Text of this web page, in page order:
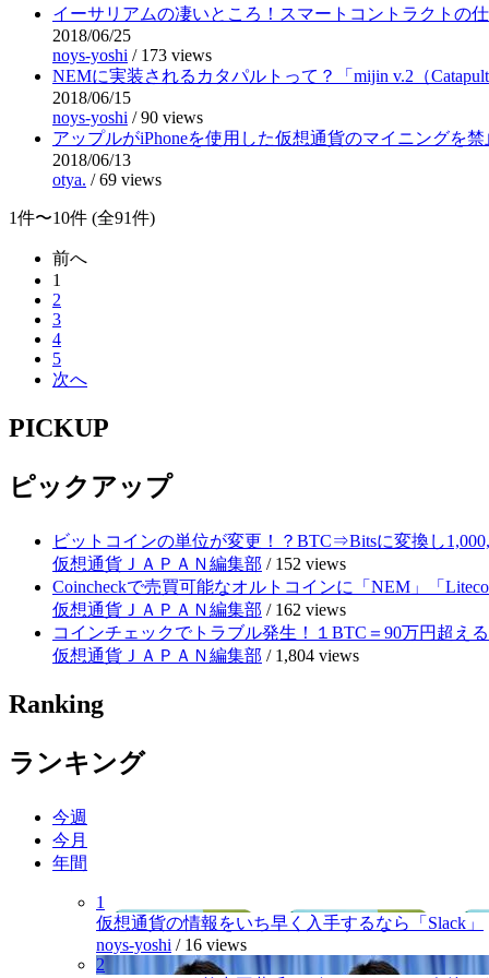
イーサリアムの凄いところ！スマートコントラクトの
2018/06/25
noys-yoshi / 173 views
NEMに実装されるカタパルトって？「mijin v.2（
2018/06/15
noys-yoshi /90 views
アップルがiPhoneを使用した仮想通貨のマイニングを
2018/06/13
otya. /69 views
1件〜10件 (全91件)
前へ
1
2
3
4
5
次へ
PICKUP
ピックアップ
ビットコインの単位が変更！？BTC⇒Bitsに変換し
仮想通貨ＪＡＰＡＮ編集部 / 152 views
Coincheckで売買可能なオルトコインに「NEM」「
仮想通貨ＪＡＰＡＮ編集部 / 162 views
コインチェックでトラブル発生！１BTC＝90万円超え
仮想通貨ＪＡＰＡＮ編集部 / 1,804 views
Ranking
ランキング
今週
今月
年間
1
仮想通貨の情報をいち早く入手するなら「Slack」
noys-yoshi / 16 views
2